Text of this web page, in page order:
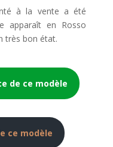
à la vente a été
apparaît en Rosso
très bon état.
de ce modèle
ce modèle